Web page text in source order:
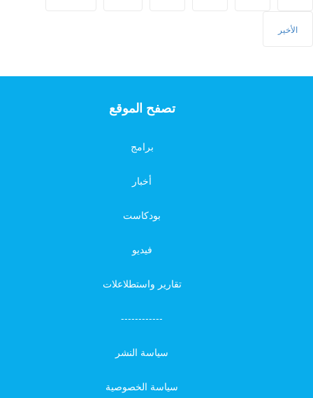
الأخير
تصفح الموقع
برامج
أخبار
بودكاست
فيديو
تقارير واستطلاعلات
------------
سياسة النشر
سياسة الخصوصية